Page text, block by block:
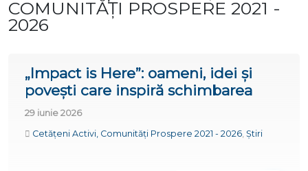
COMUNITĂȚI PROSPERE 2021 -
2026
„Impact is Here”: oameni, idei și
povești care inspiră schimbarea
29 iunie 2026
Cetățeni Activi, Comunități Prospere 2021 - 2026 Știri